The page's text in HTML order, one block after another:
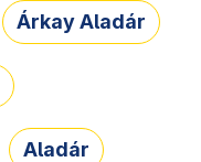
Árkay Aladár
Aladár